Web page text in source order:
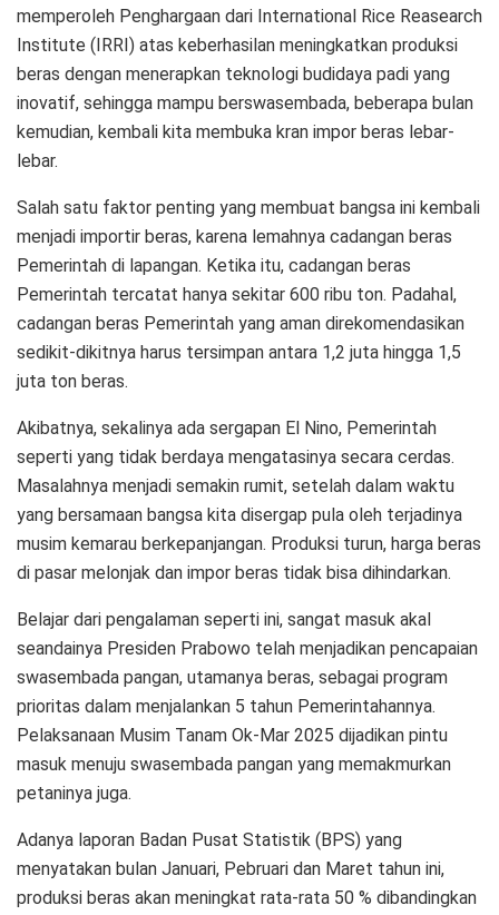
memperoleh Penghargaan dari International Rice Reasearch
Institute (IRRI) atas keberhasilan meningkatkan produksi
beras dengan menerapkan teknologi budidaya padi yang
inovatif, sehingga mampu berswasembada, beberapa bulan
kemudian, kembali kita membuka kran impor beras lebar-
lebar.
Salah satu faktor penting yang membuat bangsa ini kembali
menjadi importir beras, karena lemahnya cadangan beras
Pemerintah di lapangan. Ketika itu, cadangan beras
Pemerintah tercatat hanya sekitar 600 ribu ton. Padahal,
cadangan beras Pemerintah yang aman direkomendasikan
sedikit-dikitnya harus tersimpan antara 1,2 juta hingga 1,5
juta ton beras.
Akibatnya, sekalinya ada sergapan El Nino, Pemerintah
seperti yang tidak berdaya mengatasinya secara cerdas.
Masalahnya menjadi semakin rumit, setelah dalam waktu
yang bersamaan bangsa kita disergap pula oleh terjadinya
musim kemarau berkepanjangan. Produksi turun, harga beras
di pasar melonjak dan impor beras tidak bisa dihindarkan.
Belajar dari pengalaman seperti ini, sangat masuk akal
seandainya Presiden Prabowo telah menjadikan pencapaian
swasembada pangan, utamanya beras, sebagai program
prioritas dalam menjalankan 5 tahun Pemerintahannya.
Pelaksanaan Musim Tanam Ok-Mar 2025 dijadikan pintu
masuk menuju swasembada pangan yang memakmurkan
petaninya juga.
Adanya laporan Badan Pusat Statistik (BPS) yang
menyatakan bulan Januari, Pebruari dan Maret tahun ini,
produksi beras akan meningkat rata-rata 50 % dibandingkan